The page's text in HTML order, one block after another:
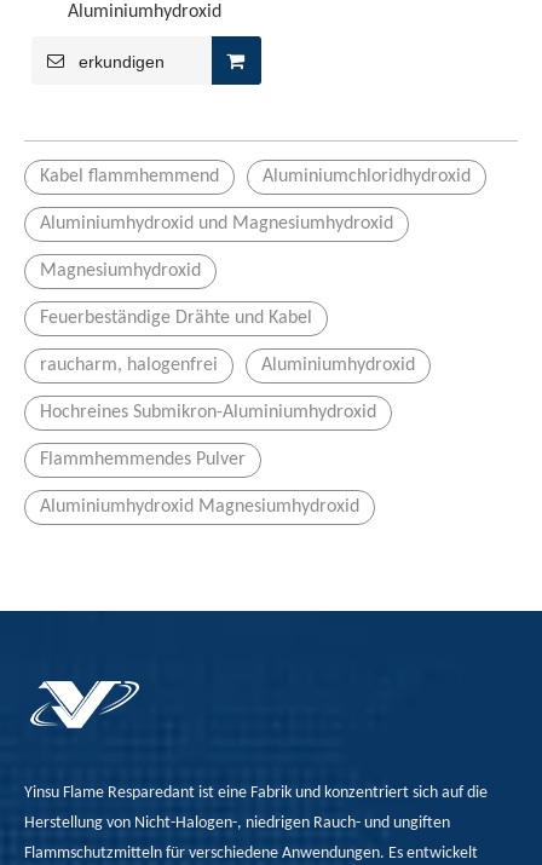
Die YINSU-Firma erstellte die erweiterte
Aluminiumhypophosphit kann in welchen Aspekten von Flammhemmendern angewendet werden?
Aluminium -Hypophosphit wird in Flammschutzmitteln
Die Merkmale, die wir vor der Auswahl des
Aluminiumhydroxid
erkundigen
Kabel flammhemmend Aluminiumchloridhydroxid
Aluminiumhydroxid und Magnesiumhydroxid
Magnesiumhydroxid
Feuerbeständige Drähte und Kabel
raucharm, halogenfrei Aluminiumhydroxid
Hochreines Submikron-Aluminiumhydroxid
Flammhemmendes Pulver
Aluminiumhydroxid Magnesiumhydroxid
Yinsu Flame Resparedant ist eine Fabrik und konzentriert sich auf die
Herstellung von Nicht-Halogen-, niedrigen Rauch- und ungiften
Flammschutzmitteln für verschiedene Anwendungen. Es entwickelt